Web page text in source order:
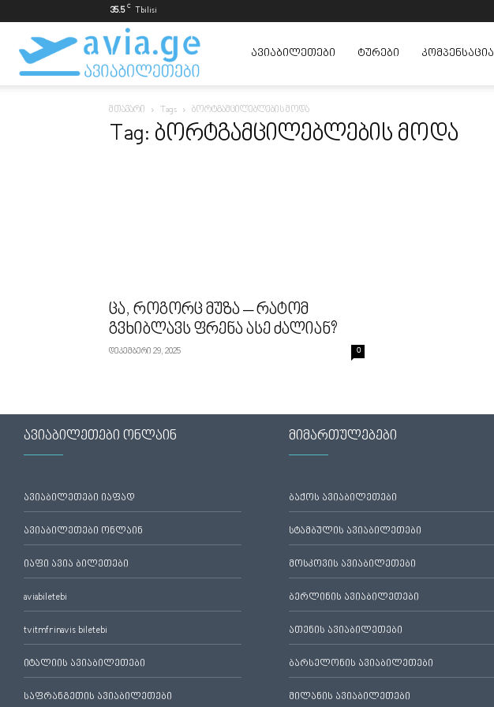
35.5 C Tbilisi
ავიაბილეთები
ყველაზე
ᲐᲕᲘᲐᲑᲘᲚᲔᲗᲔᲑᲘ ᲢᲣᲠᲔᲑᲘ ᲙᲝᲛᲞᲔᲜᲡᲐᲪᲘᲐ
მთავარი Tags ბორტგამცილებლების მოდა
Tag: ბორტგამცილებლების მოდა
ცა, როგორც მუზა – რატომ
გვხიბლავს ფრენა ასე ძალიან?
დეკემბერი 29, 2025 0
ავიაბილეთები ონლაინ
ავიაბილეთები იაფად
ავიაბილეთები ონლაინ
იაფი ავია ბილეთები
aviabiletebi
tvitmfrinavis biletebi
იტალიის ავიაბილეთები
საფრანგეთის ავიაბილეთები
მიმართულებები
ბაქოს ავიაბილეთები
სტამბულის ავიაბილეთები
მოსკოვის ავიაბილეთები
ბერლინის ავიაბილეთები
ათენის ავიაბილეთები
ბარსელონის ავიაბილეთები
მილანის ავიაბილეთები